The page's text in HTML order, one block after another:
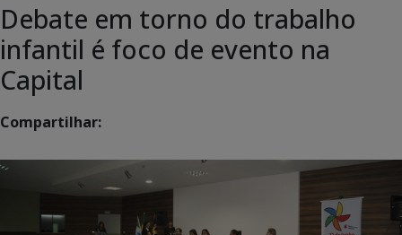
Debate em torno do trabalho
infantil é foco de evento na
Capital
Compartilhar: